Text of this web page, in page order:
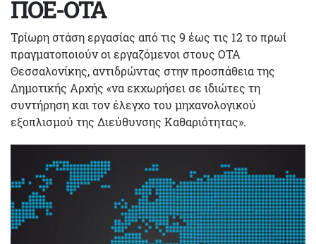
ΠΟΕ-ΟΤΑ
Τρίωρη στάση εργασίας από τις 9 έως τις 12 το πρωί
πραγματοποιούν οι εργαζόμενοι στους ΟΤΑ
Θεσσαλονίκης, αντιδρώντας στην προσπάθεια της
Δημοτικής Αρχής «να εκχωρήσει σε ιδιώτες τη
συντήρηση και τον έλεγχο του μηχανολογικού
εξοπλισμού της Διεύθυνσης Καθαριότητας».